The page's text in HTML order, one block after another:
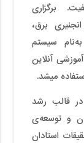
برگزاری
برق،
سیستم
آنلاین
می­شد.
قالب رشد
و توسعه‌ی
استادان